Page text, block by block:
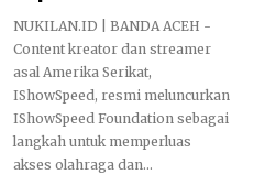
NUKILAN.ID | BANDA ACEH -
Content kreator dan streamer
asal Amerika Serikat,
IShowSpeed, resmi meluncurkan
IShowSpeed Foundation sebagai
langkah untuk memperluas
akses olahraga dan...